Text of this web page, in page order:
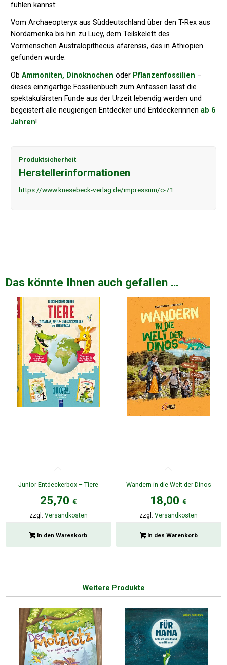
fühlen kannst:
Vom Archaeopteryx aus Süddeutschland über den T-Rex aus
Nordamerika bis hin zu Lucy, dem Teilskelett des
Vormenschen Australopithecus afarensis, das in Äthiopien
gefunden wurde.
ObAmmoniten, Dinoknochen oder Pflanzenfossilien –
dieses einzigartige Fossilienbuch zum Anfassen lässt die
spektakulärsten Funde aus der Urzeit lebendig werden und
begeistert alle neugierigen Entdecker und Entdeckerinnenab 6
Jahren!
Produktsicherheit
Herstellerinformationen
https://www.knesebeck-verlag.de/impressum/c-71
Das könnte Ihnen auch gefallen …
Junior-Entdeckerbox – Tiere
25,70 €
zzgl. Versandkosten
In den Warenkorb
Wandern in die Welt der Dinos
18,00€
zzgl.Versandkosten
In den Warenkorb
Weitere Produkte